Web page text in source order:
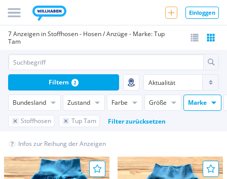
Einloggen
7 Anzeigen in Stoffhosen - Hosen / Anzüge - Marke: Tup
Tam
Bundesland Zustand Farbe Größe Marke
Stoffhosen Tup Tam Filter zurücksetzen
Filtern 2
Infos zur Reihung der Anzeigen